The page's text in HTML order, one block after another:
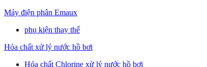
Máy điện phân Emaux
phụ kiện thay thế
Hóa chất xử lý nước hồ bơi
Hóa chất Chlorine xử lý nước hồ bơi